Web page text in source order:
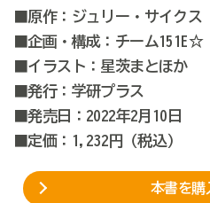
■原作：ジュリー・サイクス
■企画・構成：チーム151E☆
■イラスト：星茨まとほか
■発行：学研プラス
■発売日： 2022年2月10日
■定価：1,232円（税込）
本書を購